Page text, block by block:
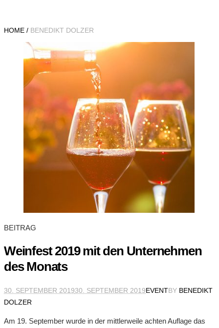
HOME / BENEDIKT DOLZER
BEITRAG
Weinfest 2019 mit den Unternehmen
des Monats
30. SEPTEMBER 201930. SEPTEMBER 2019EVENTBY BENEDIKT
DOLZER
Am 19. September wurde in der mittlerweile achten Auflage das